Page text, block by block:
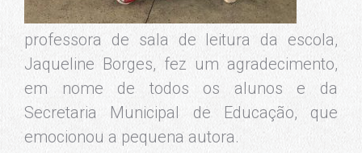
professora de sala de leitura da escola,
Jaqueline Borges, fez um agradecimento,
em nome de todos os alunos e da
Secretaria Municipal de Educação, que
emocionou a pequena autora.